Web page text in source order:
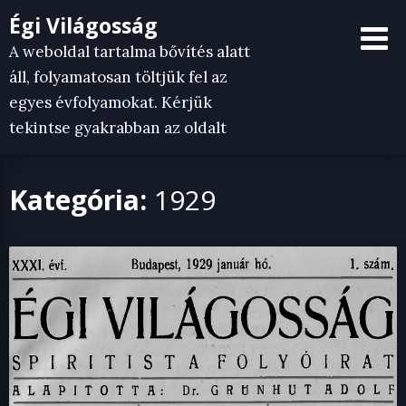
Skip
to
content
Égi Világosság
A weboldal tartalma bővítés alatt
áll, folyamatosan töltjük fel az
egyes évfolyamokat. Kérjük
tekintse gyakrabban az oldalt
Kategória: 1929